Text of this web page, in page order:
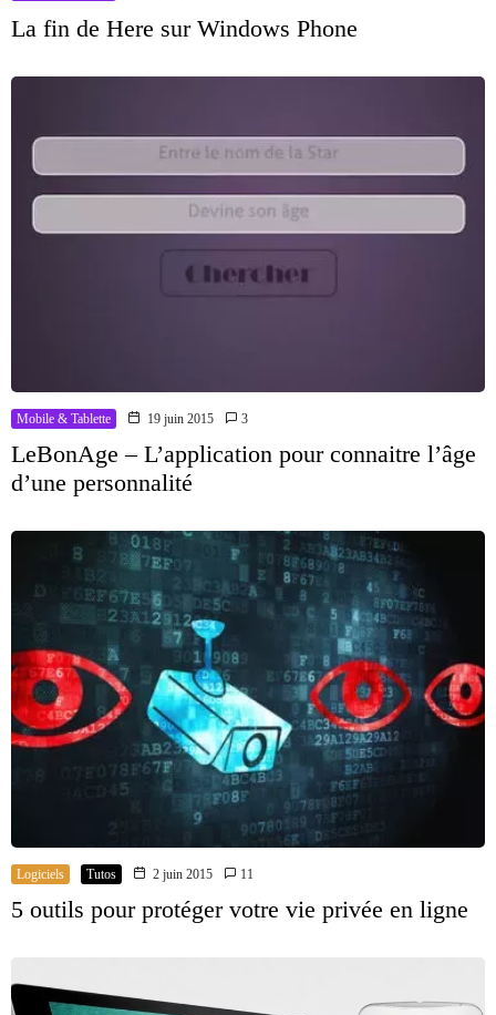
La fin de Here sur Windows Phone
Mobile & Tablette 19 juin 2015 3
LeBonAge – L’application pour connaitre l’âge
d’une personnalité
Logiciels Tutos 2 juin 2015 11
5 outils pour protéger votre vie privée en ligne